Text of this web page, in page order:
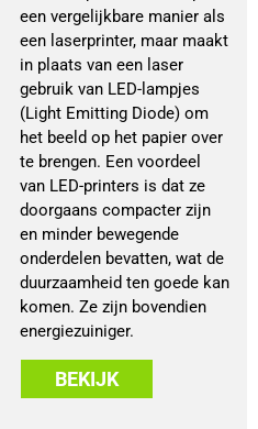
een vergelijkbare manier als
een laserprinter, maar maakt
in plaats van een laser
gebruik van LED-lampjes
(Light Emitting Diode) om
het beeld op het papier over
te brengen. Een voordeel
van LED-printers is dat ze
doorgaans compacter zijn
en minder bewegende
onderdelen bevatten, wat de
duurzaamheid ten goede kan
komen. Ze zijn bovendien
energiezuiniger.
BEKIJK